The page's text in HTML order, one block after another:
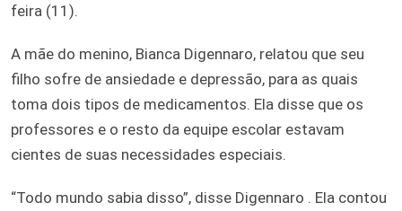
feira (11).
A mãe do menino, Bianca Digennaro, relatou que seu
filho sofre de ansiedade e depressão, para as quais
toma dois tipos de medicamentos. Ela disse que os
professores e o resto da equipe escolar estavam
cientes de suas necessidades especiais.
“Todo mundo sabia disso”, disse Digennaro . Ela contou